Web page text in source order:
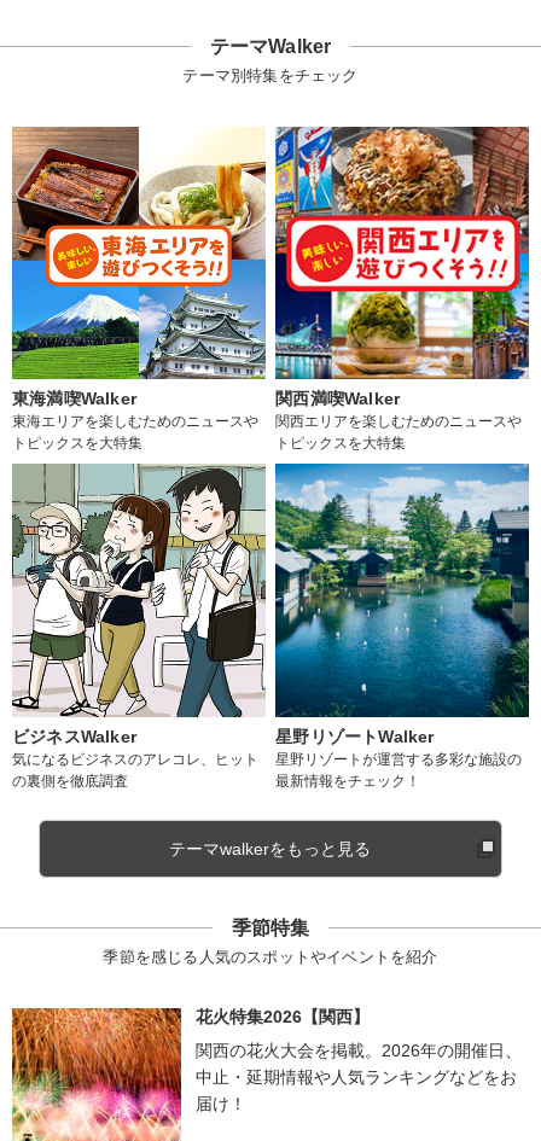
テーマWalker
テーマ別特集をチェック
東海満喫Walker
東海エリアを楽しむためのニュースや
トピックスを大特集
関西満喫Walker
関西エリアを楽しむためのニュースや
トピックスを大特集
ビジネスWalker
気になるビジネスのアレコレ、ヒット
の裏側を徹底調査
星野リゾートWalker
星野リゾートが運営する多彩な施設の
最新情報をチェック！
テーマwalkerをもっと見る
季節特集
季節を感じる人気のスポットやイベントを紹介
花火特集2026【関西】
関西の花火大会を掲載。2026年の開催日、
中止・延期情報や人気ランキングなどをお
届け！